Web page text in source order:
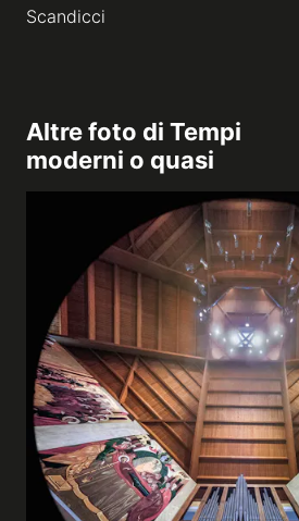
Scandicci
Altre foto di Tempi
moderni o quasi